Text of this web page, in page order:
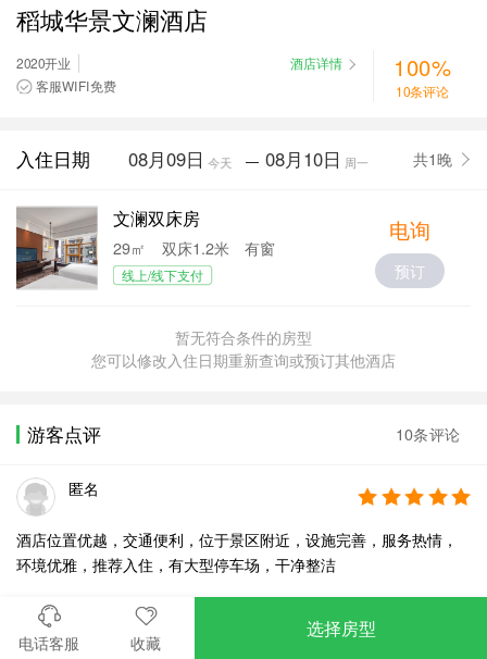
稻城华景文澜酒店
2020开业
酒店详情
客服WIFI免费
100%
10条评论
入住日期 08月09日 今天 — 08月10日 周一 共1晚
文澜双床房
29㎡ 双床1.2米 有窗
线上/线下支付
电询
预订
暂无符合条件的房型
您可以修改入住日期重新查询或预订其他酒店
游客点评 10条评论
匿名
酒店位置优越，交通便利，位于景区附近，设施完善，服务热情，
环境优雅，推荐入住，有大型停车场，干净整洁
电话客服
收藏
选择房型